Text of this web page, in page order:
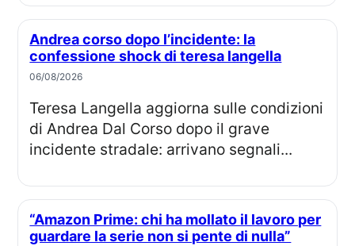
Andrea corso dopo l’incidente: la
confessione shock di teresa langella
06/08/2026
Teresa Langella aggiorna sulle condizioni
di Andrea Dal Corso dopo il grave
incidente stradale: arrivano segnali...
“Amazon Prime: chi ha mollato il lavoro per
guardare la serie non si pente di nulla”